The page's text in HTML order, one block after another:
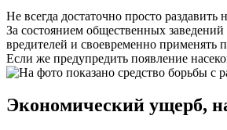
Не всегда достаточно просто
За состоянием общественных
вредителей и своевременно применять
Если же предупредить появление
Экономический ущерб,